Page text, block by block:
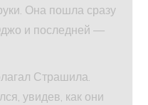
Она пошла сразу
и последней —
Страшила.
увидев, как они